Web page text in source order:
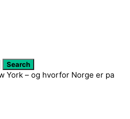
Search
York – og hvorfor Norge er pa